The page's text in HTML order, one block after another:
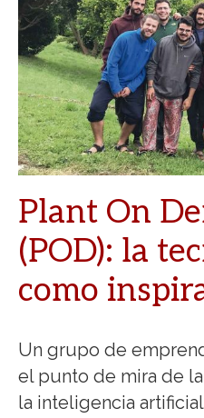
Plant On
(POD): la
como
Un grupo de
el punto de mira de
la inteligencia